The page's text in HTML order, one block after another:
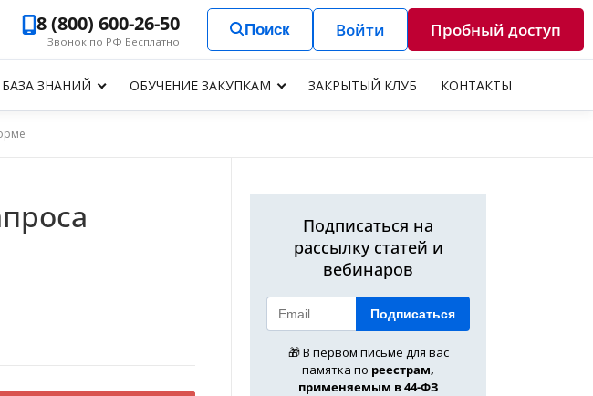
8 (800) 600-26-50
Звонок по РФ Бесплатно
Поиск Войти Пробный доступ
БАЗА ЗНАНИЙ ОБУЧЕНИЕ ЗАКУПКАМ ЗАКРЫТЫЙ КЛУБ КОНТАКТЫ
Подписаться на
рассылку статей и
вебинаров
Подписаться
🎁 В первом письме для вас
памятка по реестрам,
применяемым в 44-ФЗ